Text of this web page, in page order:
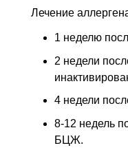
Лечение
1 неделю
2 недели
4 недели
8-12 недель
БЦЖ.